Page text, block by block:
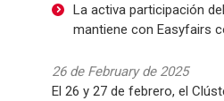
La activa participación
mantiene con Easyfairs
26 de February de 2025
El 26 y 27 de febrero, el